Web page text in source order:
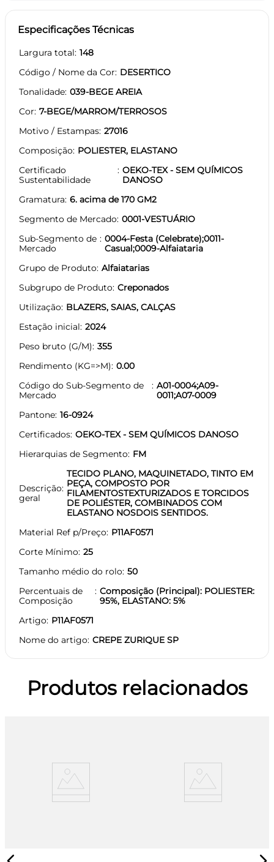
Especificações Técnicas
Largura total 148
Código / Nome da Cor DESERTICO
Tonalidade 039-BEGE AREIA
Cor 7-BEGE/MARROM/TERROSOS
Motivo / Estampas 27016
Composição POLIESTER, ELASTANO
Certificado
Sustentabilidade
OEKO-TEX - SEM QUÍMICOS
DANOSO
Gramatura 6. acima de 170 GM2
Segmento de Mercado 0001-VESTUÁRIO
Sub-Segmento de
Mercado
0004-Festa (Celebrate);0011-
Casual;0009-Alfaiataria
Grupo de Produto Alfaiatarias
Subgrupo de Produto Creponados
Utilização BLAZERS, SAIAS, CALÇAS
Estação inicial 2024
Peso bruto (G/M) 355
Rendimento (KG=>M) 0.00
Código do Sub-Segmento de
Mercado
A01-0004;A09-
0011;A07-0009
Pantone 16-0924
Certificados OEKO-TEX - SEM QUÍMICOS DANOSO
Hierarquias de Segmento FM
Descrição
geral
TECIDO PLANO, MAQUINETADO, TINTO EM
PEÇA, COMPOSTO POR
FILAMENTOSTEXTURIZADOS E TORCIDOS
DE POLIÉSTER, COMBINADOS COM
ELASTANO NOSDOIS SENTIDOS.
Material Ref p/Preço P11AF0571
Corte Mínimo 25
Tamanho médio do rolo 50
Percentuais de
Composição
Composição (Principal): POLIESTER:
95%, ELASTANO: 5%
Artigo P11AF0571
Nome do artigo CREPE ZURIQUE SP
Produtos relacionados